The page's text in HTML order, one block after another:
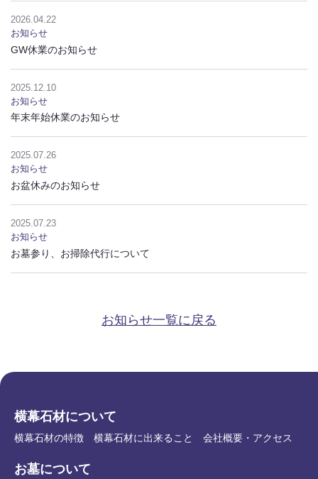
横幕石材の特徴
会社概要・アクセス
お墓を建てる
墓じまい
墓石工事の流れ
2026.04.22
お知らせ
GW休業のお知らせ
2025.12.10
お知らせ
年末年始休業のお知らせ
2025.07.26
お知らせ
お盆休みのお知らせ
2025.07.23
お知らせ
お墓参り、お掃除代行について
お知らせ一覧に戻る
横幕石材について
横幕石材の特徴 横幕石材に出来ること 会社概要・アクセス
お墓について